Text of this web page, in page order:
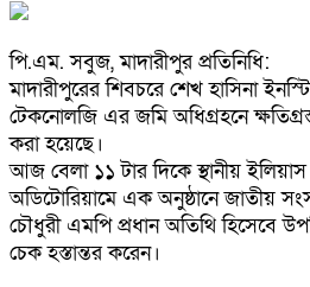
পি.এম. সবুজ, মাদারীপুর প্রতিনিধি:
মাদারীপুরের শিবচরে শেখ হাসিনা
টেকনোলজি এর জমি অধিগ্রহনে
করা হয়েছে।
আজ বেলা ১১ টার দিকে স্থানীয়
অডিটোরিয়ামে এক অনুষ্ঠানে জাতীয়
চৌধুরী এমপি প্রধান অতিথি হিসেবে
চেক হস্তান্তর করেন।